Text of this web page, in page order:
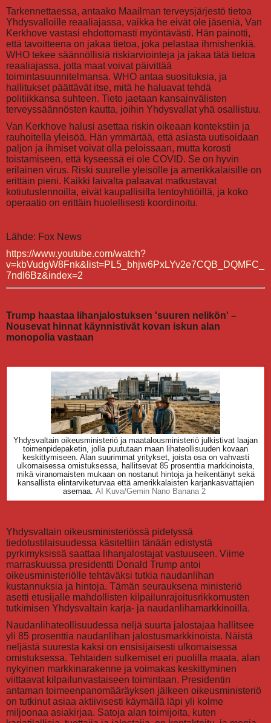
Tarkennettaessa, antaako Maailman terveysjärjestö tietoa
Yhdysvalloille reaaliajassa, vaikka he eivät ole jäseniä, Van
Kerkhove vastasi ehdottomasti myöntävästi. Hän painotti,
että tavoitteena on jakaa tietoa, joka pelastaa ihmishenkiä.
WHO tekee säännöllisiä riskiarviointeja ja jakaa tätä tietoa
reaaliajassa, jotta maat voivat päivittää
toimintasuunnitelmansa. WHO antaa suosituksia, ja
hallitukset päättävät itse, mitä he haluavat tehdä
politiikkansa suhteen. Tieto jaetaan kansainvälisten
terveyssäännösten kautta, joihin Yhdysvallat yhä osallistuu.
Van Kerkhove halusi asettaa riskin oikeaan kontekstiin ja
rauhoitella yleisöä. Hän ymmärtää, että asiasta uutisoidaan
paljon ja ihmiset voivat olla peloissaan, mutta korosti
toistamiseen, että kyseessä ei ole COVID. Se on hyvin
erilainen virus. Riski suurelle yleisölle ja amerikkalaisille on
erittäin pieni. Kaikki laivalta palaavat matkustavat
kotiutuslennoilla, eivät kaupallisilla lentoyhtiöillä, ja koko
operaatio on erittäin huolellisesti koordinoitu.
Lähde: Fox News
https://www.youtube.com/watch?
v=kbVudgW8Fnk&list=PL5_bhjw6PxLYv2e7CQB_DQMFC_
7ndI6Bz&index=2
Trump haastaa lihanjalostuksen 'suuren nelikön' –
Nousevat hinnat käynnistivät kovan iskun alan
monopolia vastaan
Yhdysvaltain oikeusministeriö ja maatalousministeriö julkistivat laajan
toimenpidepaketin, jolla puututaan maan lihateollisuuden kovaan
keskittymiseen. Alan suurimmat yritykset, joista osa on vahvasti
ulkomaisessa omistuksessa, hallitsevat 85 prosenttia markkinoista,
mikä viranomaisten mukaan on nostanut hintoja ja heikentänyt sekä
kansallista elintarviketurvaa että amerikkalaisten karjankasvattajien
asemaa. AI Kuva/Gemin Nano Banana 2
Yhdysvaltain oikeusministeriössä pidetyssä
tiedotustilaisuudessa käsiteltiin tänään edistystä
pyrkimyksissä saattaa lihanjalostajat vastuuseen. Viime
marraskuussa presidentti Donald Trump antoi
oikeusministeriölle tehtäväksi tutkia naudanlihan
kustannuksia ja hintoja. Tämän seurauksena ministeriö
asetti etusijalle mahdollisten kilpailunrajoitusrikkomusten
tutkimisen Yhdysvaltain karja- ja naudanlihamarkkinoilla.
Naudanlihateollisuudessa neljä suurta jalostajaa hallitsee
yli 85 prosenttia naudanlihan jalostusmarkkinoista. Näistä
neljästä suuresta kaksi on ensisijaisesti ulkomaisessa
omistuksessa. Tehtaiden sulkemiset eri puolilla maata, alan
nykyinen markkinarakenne ja voimakas keskittyminen
viittaavat kilpailunvastaiseen toimintaan. Presidentin
antaman toimeenpanomääräyksen jälkeen oikeusministeriö
on tutkinut asiaa aktiivisesti käymällä läpi yli kolme
miljoonaa asiakirjaa. Satoja alan toimijoita, kuten